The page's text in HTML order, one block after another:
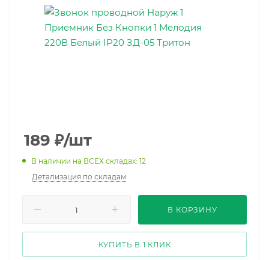
189 ₽/шт
В наличии на ВСЕХ складах: 12
Детализация по складам
В КОРЗИНУ
КУПИТЬ В 1 КЛИК